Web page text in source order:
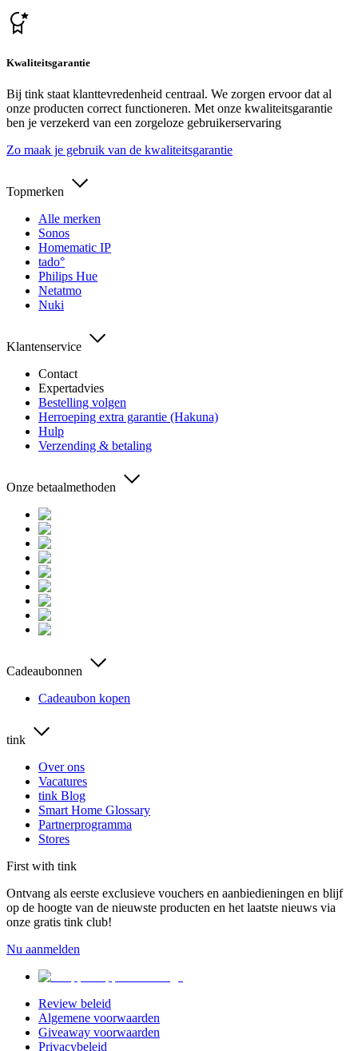
Kwaliteitsgarantie
Bij tink staat klanttevredenheid centraal. We zorgen ervoor dat al
onze producten correct functioneren. Met onze kwaliteitsgarantie
ben je verzekerd van een zorgeloze gebruikerservaring
Zo maak je gebruik van de kwaliteitsgarantie
Topmerken
Alle merken
Sonos
Homematic IP
tado°
Philips Hue
Netatmo
Nuki
Klantenservice
Contact
Expertadvies
Bestelling volgen
Herroeping extra garantie (Hakuna)
Hulp
Verzending & betaling
Onze betaalmethoden
Cadeaubonnen
Cadeaubon kopen
tink
Over ons
Vacatures
tink Blog
Smart Home Glossary
Partnerprogramma
Stores
First with tink
Ontvang als eerste exclusieve vouchers en aanbiedieningen en blijf
op de hoogte van de nieuwste producten en het laatste nieuws via
onze gratis tink club!
Nu aanmelden
Review beleid
Algemene voorwaarden
Giveaway voorwaarden
Privacybeleid